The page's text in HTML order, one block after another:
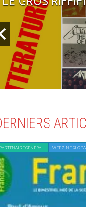
LE GROS
GENERAL WEBZINE